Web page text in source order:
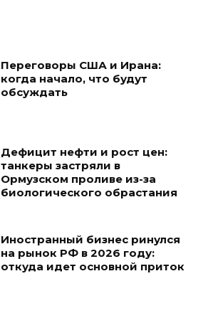
Переговоры США и Ирана:
когда начало, что будут
обсуждать
Дефицит нефти и рост цен:
танкеры застряли в
Ормузском проливе из-за
биологического обрастания
Иностранный бизнес ринулся
на рынок РФ в 2026 году:
откуда идет основной приток